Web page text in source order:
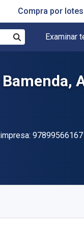
Compra por lotes
Examinar